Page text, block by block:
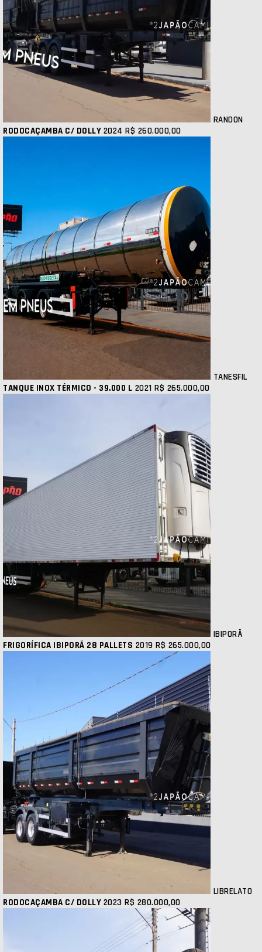
RANDON
RODOCAÇAMBA C/ DOLLY 2024 R$ 260.000,00
TANESFIL
TANQUE INOX TÉRMICO - 39.000 L 2021 R$ 265.000,00
IBIPORÃ
FRIGORÍFICA IBIPORÃ 28 PALLETS 2019 R$ 265.000,00
LIBRELATO
RODOCAÇAMBA C/ DOLLY 2023 R$ 280.000,00